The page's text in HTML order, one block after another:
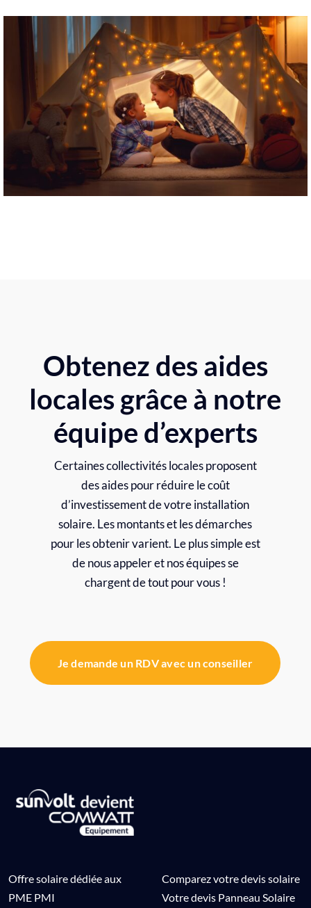
Obtenez des aides
locales grâce à notre
équipe d’experts
Certaines collectivités locales proposent
des aides pour réduire le coût
d’investissement de votre installation
solaire. Les montants et les démarches
pour les obtenir varient. Le plus simple est
de nous appeler et nos équipes se
chargent de tout pour vous !
Je demande un RDV avec un conseiller
Offre solaire dédiée aux
PME PMI
Comparez votre devis solaire
Votre devis Panneau Solaire